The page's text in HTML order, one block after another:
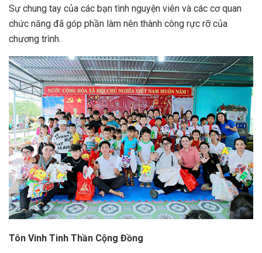
Sự chung tay của các bạn tình nguyện viên và các cơ quan
chức năng đã góp phần làm nên thành công rực rỡ của
chương trình.
Tôn Vinh Tinh Thần Cộng Đồng